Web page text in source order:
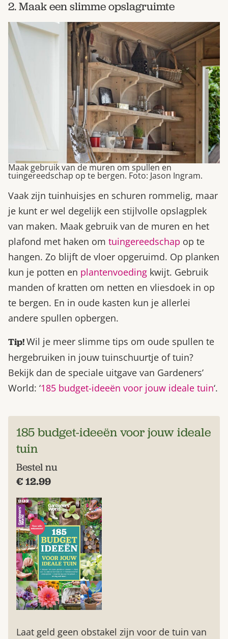
2. Maak een slimme opslagruimte
Maak gebruik van de muren om spullen en
tuingereedschap op te bergen. Foto: Jason Ingram.
Vaak zijn tuinhuisjes en schuren rommelig, maar
je kunt er wel degelijk een stijlvolle opslagplek
van maken. Maak gebruik van de muren en het
plafond met haken om tuingereedschap op te
hangen. Zo blijft de vloer opgeruimd. Op planken
kun je potten en plantenvoeding kwijt. Gebruik
manden of kratten om netten en vliesdoek in op
te bergen. En in oude kasten kun je allerlei
andere spullen opbergen.
Tip!Wil je meer slimme tips om oude spullen te
hergebruiken in jouw tuinschuurtje of tuin?
Bekijk dan de speciale uitgave van Gardeners’
World: ‘185 budget-ideeën voor jouw ideale tuin‘.
185 budget-ideeën voor jouw ideale
tuin
Bestel nu
€ 12.99
Laat geld geen obstakel zijn voor de tuin van